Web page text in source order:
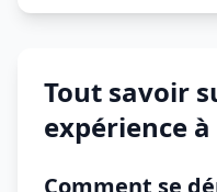
Tout savoir
expérience
Comment se